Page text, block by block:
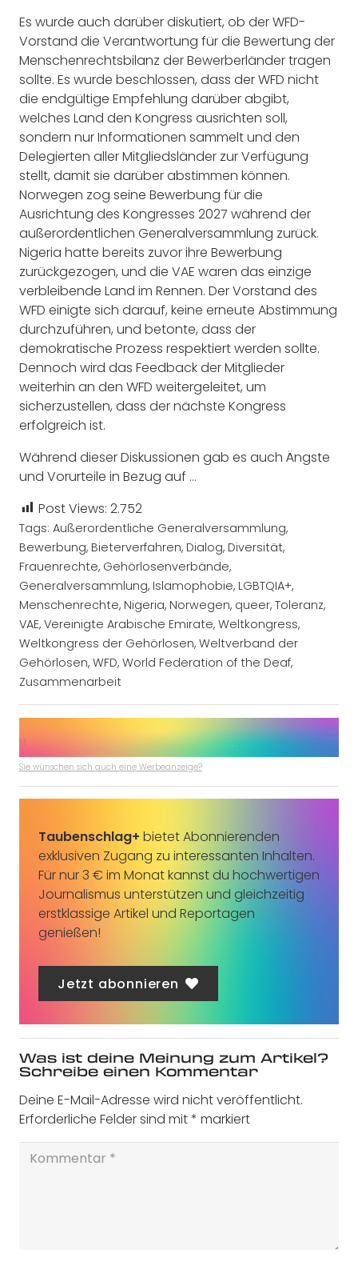
Es wurde auch darüber diskutiert, ob der WFD-
Vorstand die Verantwortung für die Bewertung der
Menschenrechtsbilanz der Bewerberländer tragen
sollte. Es wurde beschlossen, dass der WFD nicht
die endgültige Empfehlung darüber abgibt,
welches Land den Kongress ausrichten soll,
sondern nur Informationen sammelt und den
Delegierten aller Mitgliedsländer zur Verfügung
stellt, damit sie darüber abstimmen können.
Norwegen zog seine Bewerbung für die
Ausrichtung des Kongresses 2027 während der
außerordentlichen Generalversammlung zurück.
Nigeria hatte bereits zuvor ihre Bewerbung
zurückgezogen, und die VAE waren das einzige
verbleibende Land im Rennen. Der Vorstand des
WFD einigte sich darauf, keine erneute Abstimmung
durchzuführen, und betonte, dass der
demokratische Prozess respektiert werden sollte.
Dennoch wird das Feedback der Mitglieder
weiterhin an den WFD weitergeleitet, um
sicherzustellen, dass der nächste Kongress
erfolgreich ist.
Während dieser Diskussionen gab es auch Ängste
und Vorurteile in Bezug auf …
Post Views: 2.752
Tags: Außerordentliche Generalversammlung,
Bewerbung, Bieterverfahren, Dialog, Diversität,
Frauenrechte, Gehörlosenverbände,
Generalversammlung, Islamophobie, LGBTQIA+,
Menschenrechte, Nigeria, Norwegen, queer, Toleranz,
VAE, Vereinigte Arabische Emirate, Weltkongress,
Weltkongress der Gehörlosen, Weltverband der
Gehörlosen, WFD, World Federation of the Deaf,
Zusammenarbeit
Sie wünschen sich auch eine Werbeanzeige?
Taubenschlag+ bietet Abonnierenden
exklusiven Zugang zu interessanten Inhalten.
Für nur 3 € im Monat kannst du hochwertigen
Journalismus unterstützen und gleichzeitig
erstklassige Artikel und Reportagen
genießen!
Jetzt abonnieren
Was ist deine Meinung zum Artikel?
Schreibe einen Kommentar
Deine E-Mail-Adresse wird nicht veröffentlicht.
Erforderliche Felder sind mit* markiert